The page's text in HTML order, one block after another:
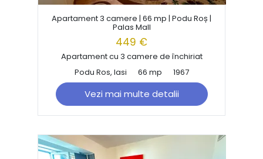
Apartament 3 camere | 66 mp | Podu Roș |
Palas Mall
449 €
Apartament cu 3 camere de închiriat
Podu Ros, Iasi
66 mp 1967
Vezi mai multe detalii